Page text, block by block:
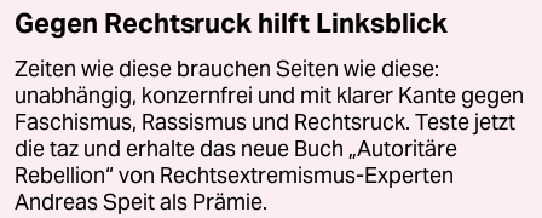
Gegen Rechtsruck hilft Linksblick
Zeiten wie diese brauchen Seiten wie diese:
unabhängig, konzernfrei und mit klarer Kante gegen
Faschismus, Rassismus und Rechtsruck. Teste jetzt
die taz und erhalte das neue Buch „Autoritäre
Rebellion“ von Rechtsextremismus-Experten
Andreas Speit als Prämie.